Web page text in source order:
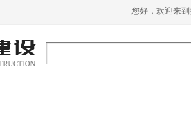
下载,草莓视频APP在线
频在线观看,草莓视频色免
您好，欢迎来